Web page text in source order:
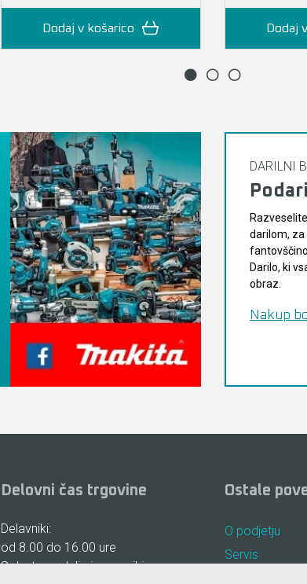
Dodaj v košarico Dodaj
DARILNI
darilom, za
Darilo, ki
obraz.
Nakup
Delovni čas trgovine
Delavniki:
od 8.00 do 16.00 ure
Sobote, nedelje in prazniki:
Ostale
O podjetju
Servis